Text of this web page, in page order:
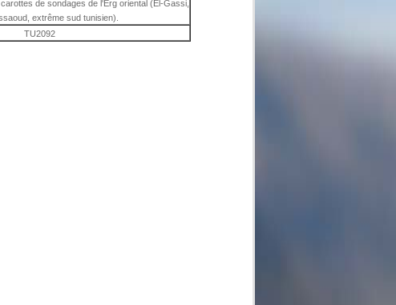
de sondages de l'Erg oriental (El-Gassi,
extrême sud tunisien).
TU2092